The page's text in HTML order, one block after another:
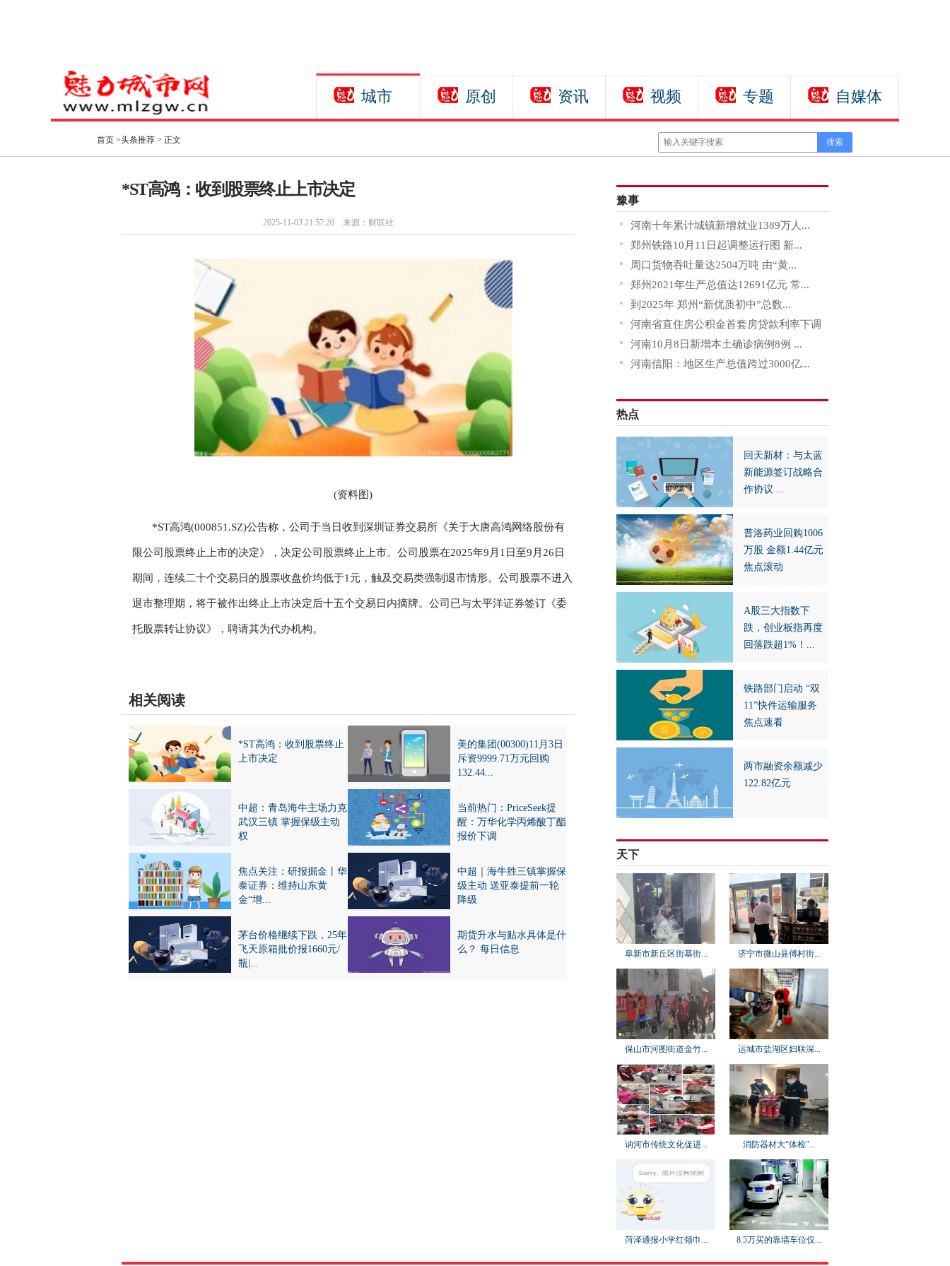
城市 原创 资讯 视频 专题 自媒体
首页 >头条推荐 > 正文
*ST高鸿：收到股票终止上市决定
2025-11-03 21:57:20 来源：财联社
(资料图)
*ST高鸿(000851.SZ)公告称，公司于当日收到深圳证券交易所《关于大唐高鸿网络股份有
限公司股票终止上市的决定》，决定公司股票终止上市。公司股票在2025年9月1日至9月26日
期间，连续二十个交易日的股票收盘价均低于1元，触及交易类强制退市情形。公司股票不进入
退市整理期，将于被作出终止上市决定后十五个交易日内摘牌。公司已与太平洋证券签订《委
托股票转让协议》，聘请其为代办机构。
相关阅读
*ST高鸿：收到股票终止
上市决定
美的集团(00300)11月3日
斥资9999.71万元回购
132.44...
中超：青岛海牛主场力克
武汉三镇 掌握保级主动
权
当前热门：PriceSeek提
醒：万华化学丙烯酸丁酯
报价下调
焦点关注：研报掘金丨华
泰证券：维持山东黄
金“增...
中超｜海牛胜三镇掌握保
级主动 送亚泰提前一轮
降级
茅台价格继续下跌，25年
飞天原箱批价报1660元/
瓶|...
期货升水与贴水具体是什
么？ 每日信息
豫事
河南十年累计城镇新增就业1389万人...
郑州铁路10月11日起调整运行图 新...
周口货物吞吐量达2504万吨 由“黄...
郑州2021年生产总值达12691亿元 常...
到2025年 郑州“新优质初中”总数...
河南省直住房公积金首套房贷款利率下调
河南10月8日新增本土确诊病例8例 ...
河南信阳：地区生产总值跨过3000亿...
热点
回天新材：与太蓝
新能源签订战略合
作协议 ...
普洛药业回购1006
万股 金额1.44亿元
焦点滚动
A股三大指数下
跌，创业板指再度
回落跌超1%！...
铁路部门启动 “双
11”快件运输服务
焦点速看
两市融资余额减少
122.82亿元
天下
阜新市新丘区街基街... 济宁市微山县傅村街...
保山市河图街道金竹... 运城市盐湖区妇联深...
讷河市传统文化促进... 消防器材大“体检”...
菏泽通报小学红领巾... 8.5万买的靠墙车位仅...